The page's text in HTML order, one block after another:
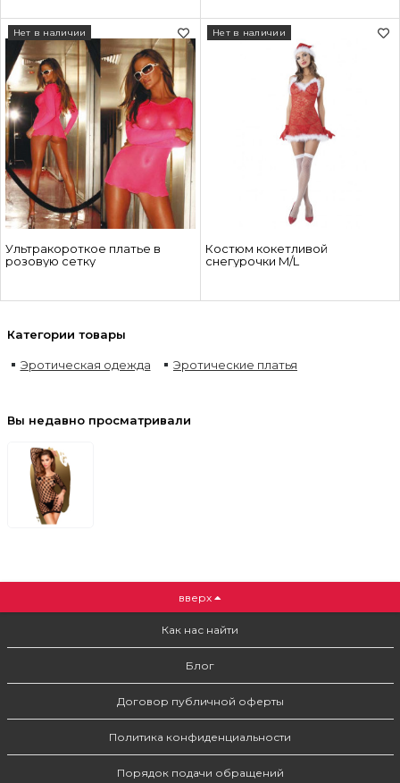
Ультракороткое платье в
розовую сетку
Нет в наличии
Костюм кокетливой
снегурочки M/L
Нет в наличии
Категории товары
Эротическая одежда Эротические платья
Вы недавно просматривали
вверх
Как нас найти
Блог
Договор публичной оферты
Политика конфиденциальности
Порядок подачи обращений